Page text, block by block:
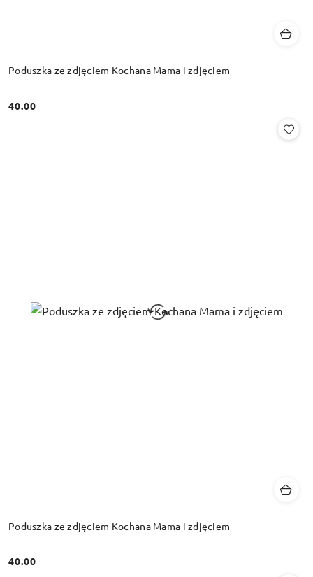
Poduszka ze zdjęciem Kochana Mama i zdjęciem
Cena:
40.00
Poduszka ze zdjęciem Kochana Mama i zdjęciem
Cena:
40.00